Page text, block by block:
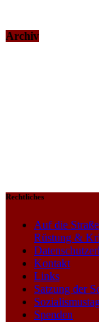
Archiv
Rechtliches
Auf die
Rüstung &
Kontakt
Links
Satzung der
Spenden